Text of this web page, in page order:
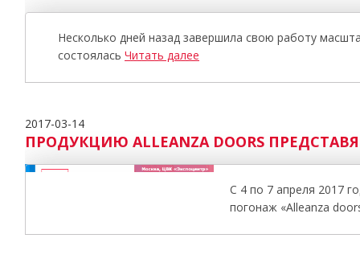
Несколько дней назад завершила свою работу
состоялась Читать далее
2017-03-14
ПРОДУКЦИЮ ALLEANZA DOORS
С 4 по 7 апреля 2017
погонаж «Alleanza